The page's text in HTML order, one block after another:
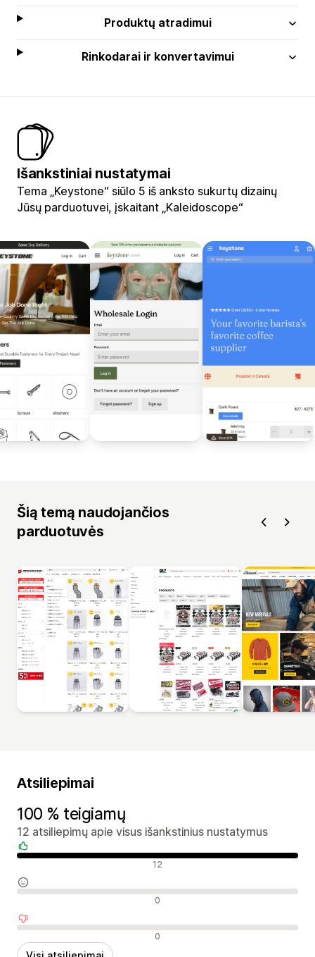
Produktų atradimui
Rinkodarai ir konvertavimui
Išankstiniai nustatymai
Tema „Keystone“ siūlo 5 iš anksto sukurtų dizainų
Jūsų parduotuvei, įskaitant „Kaleidoscope“
Šią temą naudojančios
parduotuvės
Atsiliepimai
100 % teigiamų
12 atsiliepimų apie visus išankstinius nustatymus
Teigiami atsiliepimai 12
Neutralūs atsiliepimai 0
Neigiami atsiliepimai 0